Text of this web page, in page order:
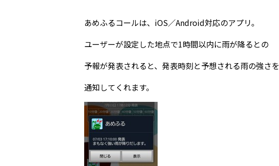
あめふるコールは、iOS／Android対応のアプリ。
ユーザーが設定した地点で1時間以内に雨が降るとの
予報が発表されると、発表時刻と予想される雨の強さを
通知してくれます。